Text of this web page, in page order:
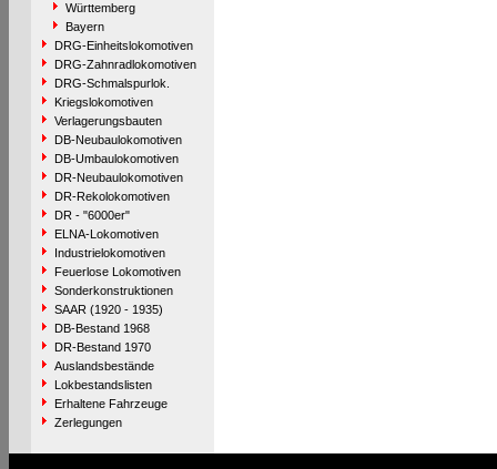
Württemberg
Bayern
DRG-Einheitslokomotiven
DRG-Zahnradlokomotiven
DRG-Schmalspurlok.
Kriegslokomotiven
Verlagerungsbauten
DB-Neubaulokomotiven
DB-Umbaulokomotiven
DR-Neubaulokomotiven
DR-Rekolokomotiven
DR - "6000er"
ELNA-Lokomotiven
Industrielokomotiven
Feuerlose Lokomotiven
Sonderkonstruktionen
SAAR (1920 - 1935)
DB-Bestand 1968
DR-Bestand 1970
Auslandsbestände
Lokbestandslisten
Erhaltene Fahrzeuge
Zerlegungen